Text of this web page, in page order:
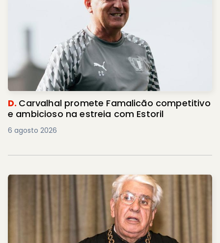
D. Carvalhal promete Famalicão competitivo
e ambicioso na estreia com Estoril
6 agosto 2026